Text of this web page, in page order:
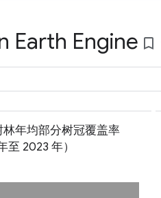
Earth Engine bookmark_border
林年均部分树冠覆盖率
至 2023 年）